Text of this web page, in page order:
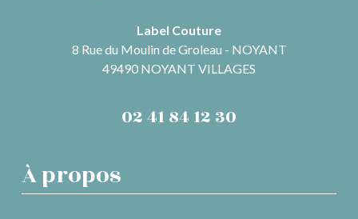
Label Couture
8 Rue du Moulin de Groleau - NOYANT
49490 NOYANT VILLAGES
02 41 84 12 30
À propos